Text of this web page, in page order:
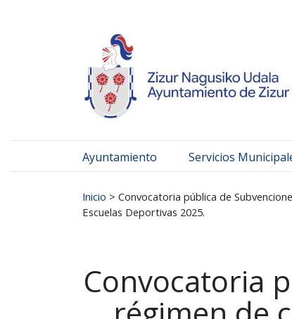
Ayuntamiento Servicios
Inicio > Convocatoria pública de
Escuelas Deportivas 2025.
Convocatoria